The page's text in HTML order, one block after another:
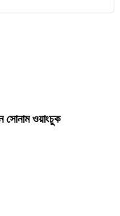
সোনাম ওয়াংচুক